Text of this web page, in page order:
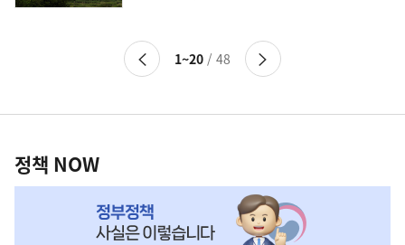
이
전
이
동
1~20 / 48
다
음
이
동
책
NOW,
정책 NOW